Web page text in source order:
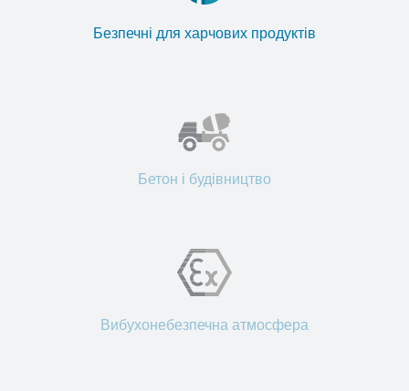
Безпечні для харчових продуктів
Бетон і будівництво
Вибухонебезпечна атмосфера